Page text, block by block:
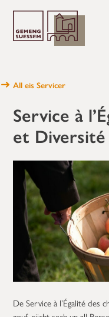
All eis Servicer
Service à
et Diversité
De Service à l’Égalité des